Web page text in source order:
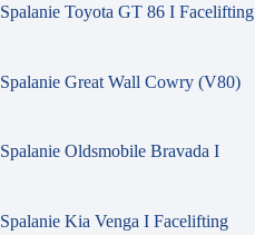
Spalanie Toyota GT 86 I Facelifting
Spalanie Great Wall Cowry (V80)
Spalanie Oldsmobile Bravada I
Spalanie Kia Venga I Facelifting